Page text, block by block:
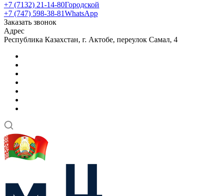
+7 (7132) 21-14-80Городской
+7 (747) 598-38-81WhatsApp
Заказать звонок
Адрес
Республика Казахстан, г. Актобе, переулок Самал, 4